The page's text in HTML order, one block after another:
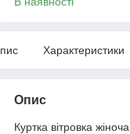
Характеристики
Опис
Куртка вітровка